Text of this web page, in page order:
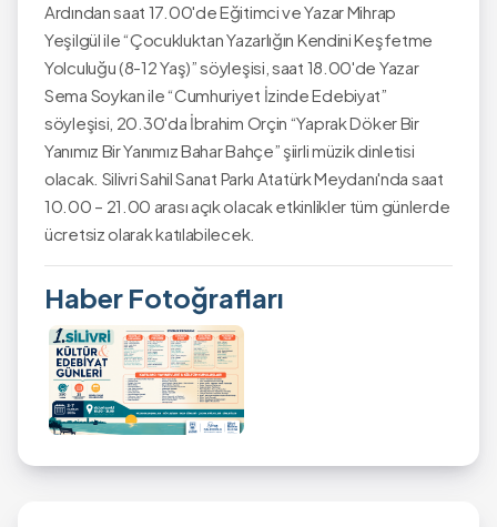
Ardından saat 17.00'de Eğitimci ve Yazar Mihrap
Yeşilgül ile “Çocukluktan Yazarlığın Kendini Keşfetme
Yolculuğu (8-12 Yaş)” söyleşisi, saat 18.00'de Yazar
Sema Soykan ile “Cumhuriyet İzinde Edebiyat”
söyleşisi, 20.30'da İbrahim Orçin “Yaprak Döker Bir
Yanımız Bir Yanımız Bahar Bahçe” şiirli müzik dinletisi
olacak. Silivri Sahil Sanat Parkı Atatürk Meydanı'nda saat
10.00 – 21.00 arası açık olacak etkinlikler tüm günlerde
ücretsiz olarak katılabilecek.
Haber Fotoğrafları